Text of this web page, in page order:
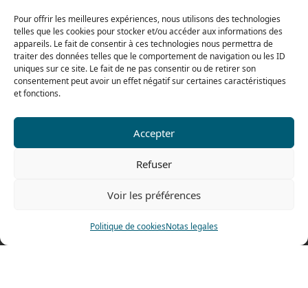
Pour offrir les meilleures expériences, nous utilisons des technologies
telles que les cookies pour stocker et/ou accéder aux informations des
appareils. Le fait de consentir à ces technologies nous permettra de
traiter des données telles que le comportement de navigation ou les ID
uniques sur ce site. Le fait de ne pas consentir ou de retirer son
consentement peut avoir un effet négatif sur certaines caractéristiques
et fonctions.
Accepter
Refuser
Voir les préférences
Politique de cookiesNotas legales
El viernes
De 8h a 12h30 y de 13h30 a 16h
Nuestra gama para particulares
478 rue Alexandre Richetta